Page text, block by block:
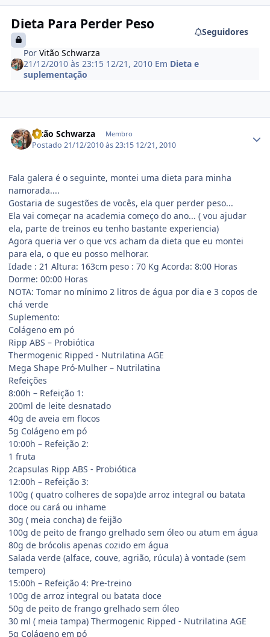
Dieta Para Perder Peso
Seguidores
PorVitão Schwarza
21/12/2010 às 23:15 12/21, 2010 Em Dieta e
suplementação
Vitão Schwarza Membro
Postado21/12/2010 às 23:15 12/21, 2010
Fala galera é o seguinte, montei uma dieta para minha
namorada....
Gostaria de sugestões de vocês, ela quer perder peso...
Ela vai começar na academia começo do ano... ( vou ajudar
ela, parte de treinos eu tenho bastante experiencia)
Agora queria ver o que vcs acham da dieta que eu montei
para ela, o que eu posso melhorar.
Idade : 21 Altura: 163cm peso : 70 Kg Acorda: 8:00 Horas
Dorme: 00:00 Horas
NOTA: Tomar no mínimo 2 litros de água por dia e 3 copos de
chá verde
Suplemento:
Colágeno em pó
Ripp ABS – Probiótica
Thermogenic Ripped - Nutrilatina AGE
Mega Shape Pró-Mulher – Nutrilatina
Refeições
8:00h – Refeição 1:
200ml de leite desnatado
40g de aveia em flocos
5g Colágeno em pó
10:00h – Refeição 2:
1 fruta
2capsulas Ripp ABS - Probiótica
12:00h – Refeição 3:
100g ( quatro colheres de sopa)de arroz integral ou batata
doce ou cará ou inhame
30g ( meia concha) de feijão
100g de peito de frango grelhado sem óleo ou atum em água
80g de brócolis apenas cozido em água
Salada verde (alface, couve, agrião, rúcula) à vontade (sem
tempero)
15:00h – Refeição 4: Pre-treino
100g de arroz integral ou batata doce
50g de peito de frango grelhado sem óleo
30 ml ( meia tampa) Thermogenic Ripped - Nutrilatina AGE
5g Colágeno em pó